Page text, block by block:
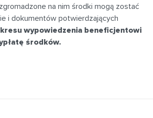
na nim środki mogą zostać
i dokumentów potwierdzających
wypowiedzenia beneficjentowi
środków.